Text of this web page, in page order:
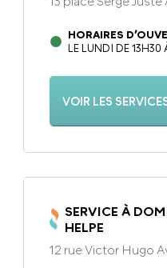
HORAIRES
LE LUNDI DE 13H30
9H00 À 12H30 ET
MERCREDI)
VOIR LES
SERVICE À
HELPE
12 rue Victor Hugo